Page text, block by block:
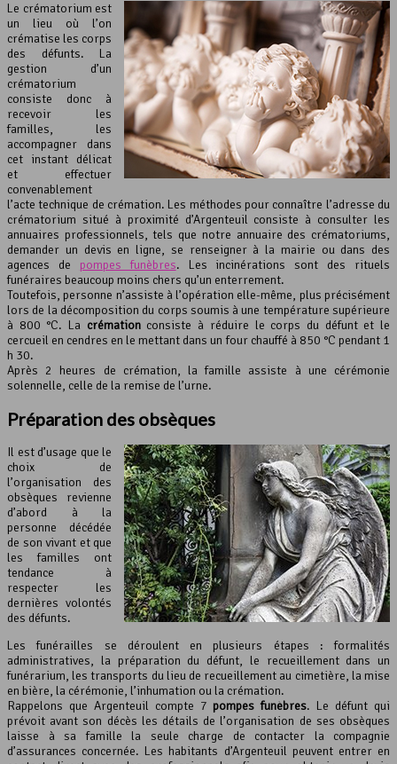
Le crématorium est
un lieu où l’on
crématise les corps
des défunts. La
gestion d’un
crématorium
consiste donc à
recevoir les
familles, les
accompagner dans
cet instant délicat
et effectuer
convenablement
l’acte technique de crémation. Les méthodes pour connaître l’adresse du
crématorium situé à proximité d’Argenteuil consiste à consulter les
annuaires professionnels, tels que notre annuaire des crématoriums,
demander un devis en ligne, se renseigner à la mairie ou dans des
agences de pompes funèbres. Les incinérations sont des rituels
funéraires beaucoup moins chers qu’un enterrement.
Toutefois, personne n’assiste à l’opération elle-même, plus précisément
lors de la décomposition du corps soumis à une température supérieure
à 800 °C. La crémationconsiste à réduire le corps du défunt et le
cercueil en cendres en le mettant dans un four chauffé à 850 °C pendant 1
h 30.
Après 2 heures de crémation, la famille assiste à une cérémonie
solennelle, celle de la remise de l’urne.
Préparation des obsèques
Il est d’usage que le
choix de
l’organisation des
obsèques revienne
d’abord à la
personne décédée
de son vivant et que
les familles ont
tendance à
respecter les
dernières volontés
des défunts.
Les funérailles se déroulent en plusieurs étapes : formalités
administratives, la préparation du défunt, le recueillement dans un
funérarium, les transports du lieu de recueillement au cimetière, la mise
en bière, la cérémonie, l’inhumation ou la crémation.
Rappelons que Argenteuil compte 7 pompes funèbres. Le défunt qui
prévoit avant son décès les détails de l’organisation de ses obsèques
laisse à sa famille la seule charge de contacter la compagnie
d’assurances concernée. Les habitants d’Argenteuil peuvent entrer en